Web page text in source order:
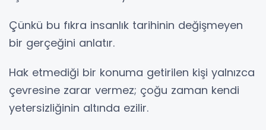
Çünkü bu fıkra insanlık tarihinin değişmeyen
bir gerçeğini anlatır.
Hak etmediği bir konuma getirilen kişi yalnızca
çevresine zarar vermez; çoğu zaman kendi
yetersizliğinin altında ezilir.